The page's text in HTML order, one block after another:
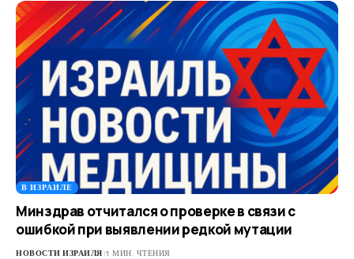
В ИЗРАИЛЕ
Минздрав отчитался о проверке в связи с
ошибкой при выявлении редкой мутации
НОВОСТИ ИЗРАИЛЯ 1 МИН. ЧТЕНИЯ